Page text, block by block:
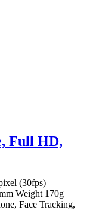
Full HD,
(30fps)
Weight 170g
Face Tracking,